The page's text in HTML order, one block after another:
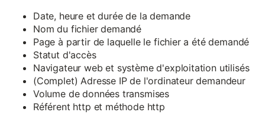
Date, heure et durée de la demande
Nom du fichier demandé
Page à partir de laquelle le fichier a été demandé
Statut d'accès
Navigateur web et système d'exploitation utilisés
(Complet) Adresse IP de l'ordinateur demandeur
Volume de données transmises
Référent http et méthode http